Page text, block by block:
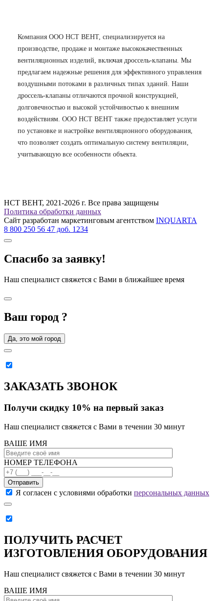
Компания ООО НСТ ВЕНТ, специализируется на
производстве, продаже и монтаже высококачественных
вентиляционных изделий, включая дроссель-клапаны. Мы
предлагаем надежные решения для эффективного управления
воздушными потоками в различных типах зданий. Наши
дроссель-клапаны отличаются прочной конструкцией,
долговечностью и высокой устойчивостью к внешним
воздействиям. ООО НСТ ВЕНТ также предоставляет услуги
по установке и настройке вентиляционного оборудования,
что позволяет создать оптимальную систему вентиляции,
учитывающую все особенности объекта.
НСТ ВЕНТ, 2021-2026 г. Все права защищены
Политика обработки данных
Сайт разработан маркетинговым агентством INQUARTA
8 800 250 56 47 доб. 1234
Спасибо за заявку!
Наш специалист свяжется с Вами в ближайшее время
Ваш город ?
Да, это мой город
ЗАКАЗАТЬ ЗВОНОК
Получи скидку 10% на первый заказ
Наш специалист свяжется с Вами в течении 30 минут
ВАШЕ ИМЯ
НОМЕР ТЕЛЕФОНА
Отправить
Я согласен с условиями обработки персональных данных
ПОЛУЧИТЬ РАСЧЕТ
ИЗГОТОВЛЕНИЯ ОБОРУДОВАНИЯ
Наш специалист свяжется с Вами в течении 30 минут
ВАШЕ ИМЯ